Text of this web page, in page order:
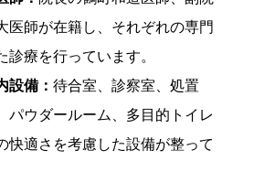
医師が在籍し、それぞれの専門
診療を行っています。
設備： 待合室、診察室、処置
パウダールーム、多目的トイレ
快適さを考慮した設備が整って